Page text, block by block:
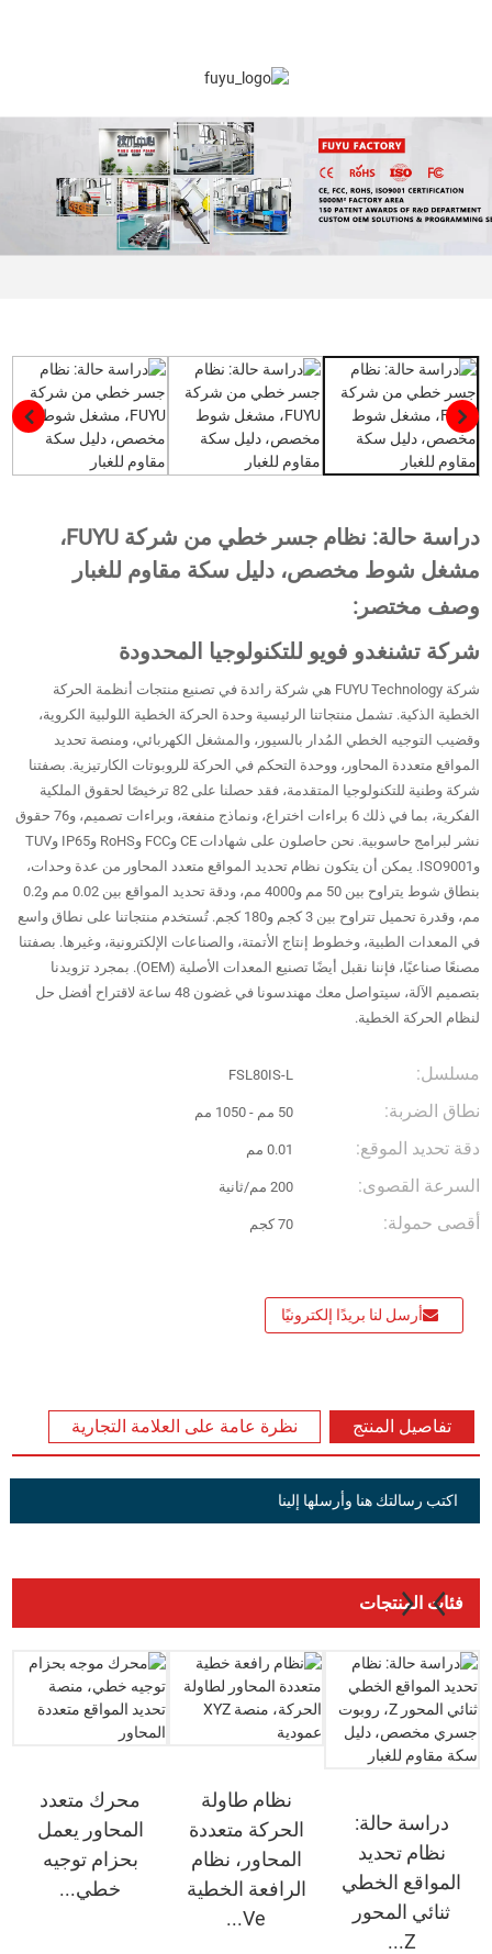
دراسة حالة: نظام جسر خطي من شركة FUYU،
مشغل شوط مخصص، دليل سكة مقاوم للغبار
وصف مختصر:
شركة تشنغدو فويو للتكنولوجيا المحدودة
شركة FUYU Technology هي شركة رائدة في تصنيع منتجات أنظمة الحركة
الخطية الذكية. تشمل منتجاتنا الرئيسية وحدة الحركة الخطية اللولبية الكروية،
وقضيب التوجيه الخطي المُدار بالسيور، والمشغل الكهربائي، ومنصة تحديد
المواقع متعددة المحاور، ووحدة التحكم في الحركة للروبوتات الكارتيزية. بصفتنا
شركة وطنية للتكنولوجيا المتقدمة، فقد حصلنا على 82 ترخيصًا لحقوق الملكية
الفكرية، بما في ذلك 6 براءات اختراع، ونماذج منفعة، وبراءات تصميم، و76 حقوق
نشر لبرامج حاسوبية. نحن حاصلون على شهادات CE وFCC وRoHS وIP65 وTUV
وISO9001. يمكن أن يتكون نظام تحديد المواقع متعدد المحاور من عدة وحدات،
بنطاق شوط يتراوح بين 50 مم و4000 مم، ودقة تحديد المواقع بين 0.02 مم و0.2
مم، وقدرة تحميل تتراوح بين 3 كجم و180 كجم. تُستخدم منتجاتنا على نطاق واسع
في المعدات الطبية، وخطوط إنتاج الأتمتة، والصناعات الإلكترونية، وغيرها. بصفتنا
مصنعًا صناعيًا، فإننا نقبل أيضًا تصنيع المعدات الأصلية (OEM). بمجرد تزويدنا
بتصميم الآلة، سيتواصل معك مهندسونا في غضون 48 ساعة لاقتراح أفضل حل
لنظام الحركة الخطية.
مسلسل: FSL80IS-L
نطاق الضربة: 50 مم - 1050 مم
دقة تحديد الموقع: 0.01 مم
السرعة القصوى: 200 مم/ثانية
أقصى حمولة: 70 كجم
أرسل لنا بريدًا إلكترونيًا
تفاصيل المنتج نظرة عامة على العلامة التجارية
اكتب رسالتك هنا وأرسلها إلينا
فئات المنتجات
دراسة حالة:
نظام تحديد
المواقع الخطي
ثنائي المحور
Z...
نظام طاولة
الحركة متعددة
المحاور، نظام
الرافعة الخطية
Ve...
محرك متعدد
المحاور يعمل
بحزام توجيه
خطي...